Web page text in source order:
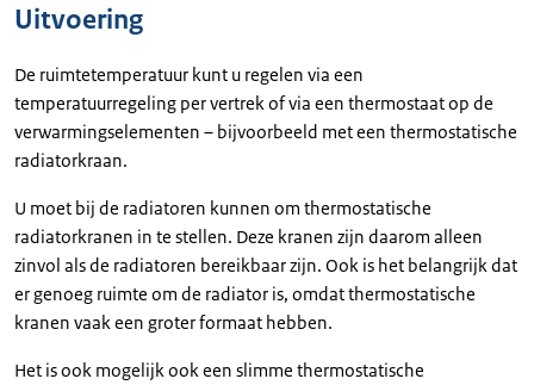
Uitvoering
De ruimtetemperatuur kunt u regelen via een
temperatuurregeling per vertrek of via een thermostaat op de
verwarmingselementen – bijvoorbeeld met een thermostatische
radiatorkraan.
U moet bij de radiatoren kunnen om thermostatische
radiatorkranen in te stellen. Deze kranen zijn daarom alleen
zinvol als de radiatoren bereikbaar zijn. Ook is het belangrijk dat
er genoeg ruimte om de radiator is, omdat thermostatische
kranen vaak een groter formaat hebben.
Het is ook mogelijk ook een slimme thermostatische